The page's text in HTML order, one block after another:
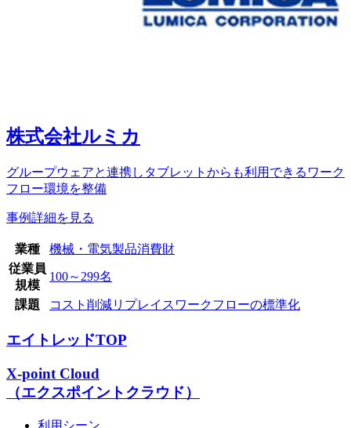
株式会社ルミカ
グループウェアと連携しタブレットからも利用できるワーク
フロー環境を整備
事例詳細を見る
業種 機械・電気製品消費財
従業員
規模
100～299名
課題 コスト削減リプレイス ワークフローの標準化
エイトレッドTOP
X-point Cloud
（エクスポイントクラウド）
利用シーン